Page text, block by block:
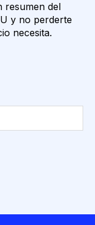
resumen del
y no perderte
necesita.